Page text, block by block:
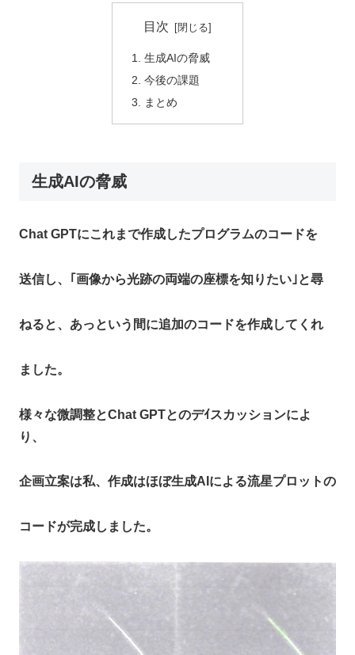
目次
生成AIの脅威
今後の課題
まとめ
生成AIの脅威
Chat GPTにこれまで作成したプログラムのコードを
送信し、｢画像から光跡の両端の座標を知りたい｣と尋
ねると、あっという間に追加のコードを作成してくれ
ました。
様々な微調整とChat GPTとのデｲスカッションによ
り、
企画立案は私、作成はほぼ生成AIによる流星プロットの
コードが完成しました。